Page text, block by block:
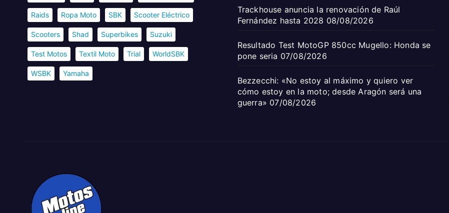
Raids Ropa Moto SBK Scooter Eléctrico
Scooters Shad Superbikes Suzuki
Test Motos Textil Moto Trial WorldSBK
WSBK Yamaha
Trackhouse anuncia la renovación de Raúl
Fernández hasta 2028 08/08/2026
Resultado Test MotoGP 850cc Mugello: Honda se
pone seria 07/08/2026
Bezzecchi: «No estoy al máximo y quiero ver
cómo estoy en la moto; desde Aragón será una
guerra» 07/08/2026